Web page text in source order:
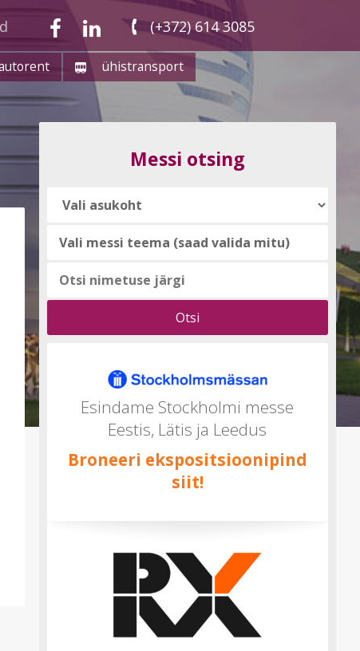
(+372) 614 3085
ühistransport
Messi otsing
Vali
teema
Esindame Stockholmi messe
Eestis, Lätis ja Leedus
Broneeri ekspositsioonipind
siit!